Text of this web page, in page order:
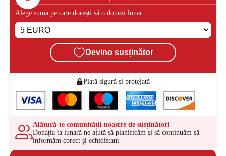
Alege suma pe care dorești să o donezi lunar
Devino susținător
Plată sigură și protejată
Alătură-te comunității noastre de susținători
Donația ta lunară ne ajută să planificăm și să continuăm să
informăm corect și echidistant